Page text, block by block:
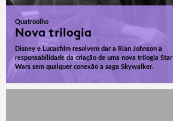
Quatroolho
Nova trilogia
Disney e Lucasfilm resolvem dar a Rian Johnson a
responsabilidade da criação de uma nova trilogia Star
Wars sem qualquer conexão a saga Skywalker.